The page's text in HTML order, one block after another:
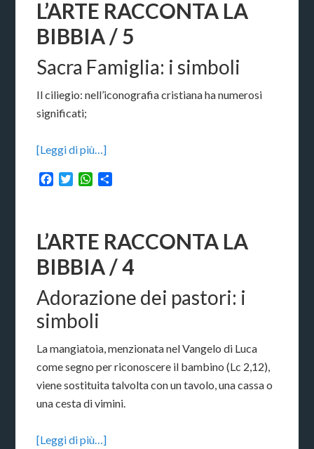
L’ARTE RACCONTA LA
BIBBIA / 5
Sacra Famiglia: i simboli
Il ciliegio: nell’iconografia cristiana ha numerosi
significati;
[Leggi di più…]
Facebook
TwitterWhatsApp
L’ARTE RACCONTA LA
BIBBIA / 4
Adorazione dei pastori: i
simboli
La mangiatoia, menzionata nel Vangelo di Luca
come segno per riconoscere il bambino (Lc 2,12),
viene sostituita talvolta con un tavolo, una cassa o
una cesta di vimini.
[Leggi di più…]